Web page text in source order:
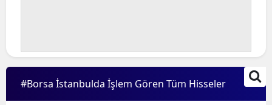
#Borsa İstanbulda İşlem Gören Tüm Hisseler